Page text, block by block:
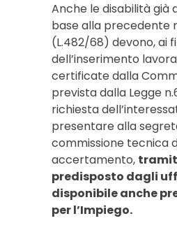
Anche le disabilità già
base alla precedente
(L.482/68) devono, ai
dell’inserimento
certificate dalla
prevista dalla Legge
richiesta
presentare alla
commissione tecnica
accertamento,
predisposto dagli
disponibile anche
per l’Impiego.